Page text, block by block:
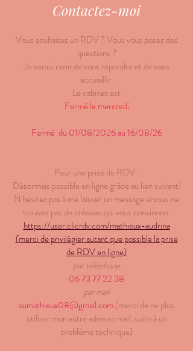
Contactez-moi
Vous souhaitez un RDV ? Vous vous posez des
questions ?
Je serais ravie de vous répondre et de vous
accueillir.
Le cabinet est
Fermé le mercredi
Fermé du 01/08/2026 au 16/08/26
Pour une prise de RDV:
Désormais possible en ligne grâce au lien suivant!
N'hésitez pas à me laisser un message si vous ne
trouvez pas de créneau qui vous convienne.
https://user.clicrdv.com/mathieux-audrina
(merci de privilégier autant que possible la prise
de RDV en ligne)
par téléphone
06 73 77 22 38
par mail
aumathieux08@gmail.com(merci de ne plus
utiliser mon autre adresse mail, suite à un
problème technique)